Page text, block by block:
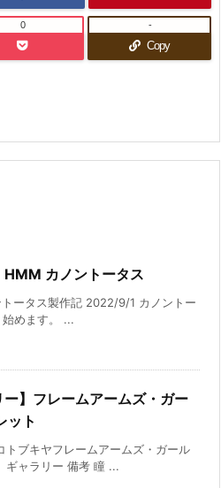
0
Copy
-
HMM カノントータス
ータス製作記 2022/9/1 カノントー
めます。 ...
ー】フレームアームズ・ガー
ット
トブキヤフレームアームズ・ガール
ギャラリー 備考 瞳 ...